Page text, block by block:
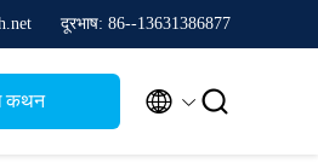
दूरभाष: 86--13631386877
कथन  